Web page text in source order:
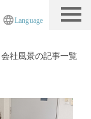
Language
会社風景の記事一覧